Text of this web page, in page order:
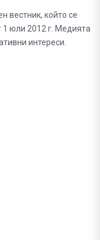
вестник, който се
1 юли 2012 г. Медията
интереси.